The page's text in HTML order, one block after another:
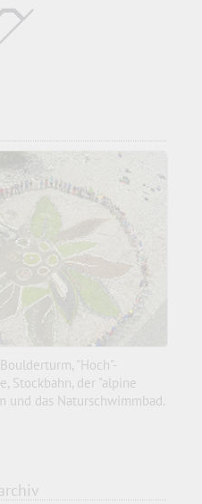
"Hoch"-
Stockbahn, der "alpine
und das Naturschwimmbad.